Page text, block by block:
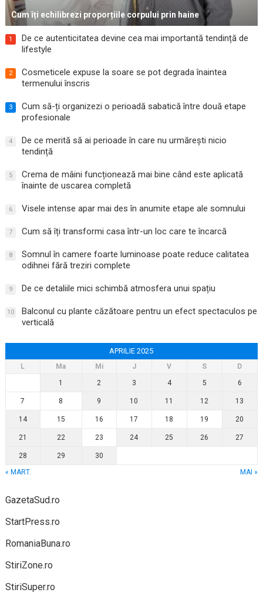
Cum îți echilibrezi proporțiile corpului prin haine
1
De ce autenticitatea devine cea mai importantă tendință de
lifestyle
2
Cosmeticele expuse la soare se pot degrada înaintea
termenului înscris
3
Cum să-ți organizezi o perioadă sabatică între două etape
profesionale
4
De ce merită să ai perioade în care nu urmărești nicio
tendință
5
Crema de mâini funcționează mai bine când este aplicată
înainte de uscarea completă
6 Visele intense apar mai des în anumite etape ale somnului
7 Cum să îți transformi casa într-un loc care te încarcă
8
Somnul în camere foarte luminoase poate reduce calitatea
odihnei fără treziri complete
9 De ce detaliile mici schimbă atmosfera unui spațiu
10
Balconul cu plante căzătoare pentru un efect spectaculos pe
verticală
APRILIE 2025
L Ma Mi J V S
D
1
2 3 4 5 6
7 8 9 10 11 12 13
14 15 16 17 18 19 20
21 22 23 24 25 26 27
28 29
30
« MART.
MAI »
GazetaSud.ro
StartPress.ro
RomaniaBuna.ro
StiriZone.ro
StiriSuper.ro